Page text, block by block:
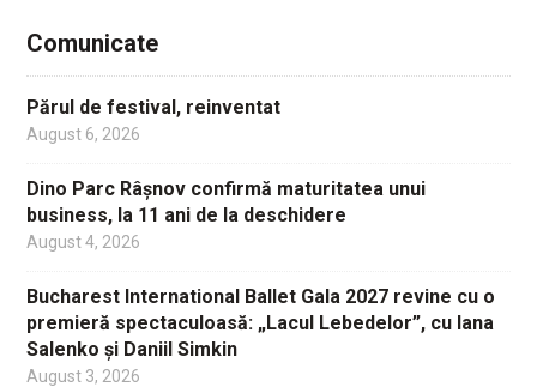
Comunicate
Părul de festival, reinventat
August 6, 2026
Dino Parc Râșnov confirmă maturitatea unui
business, la 11 ani de la deschidere
August 4, 2026
Bucharest International Ballet Gala 2027 revine cu o
premieră spectaculoasă: „Lacul Lebedelor”, cu Iana
Salenko și Daniil Simkin
August 3, 2026